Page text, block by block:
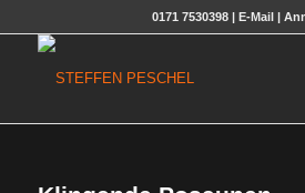
0171 7530398 |E-Mail |